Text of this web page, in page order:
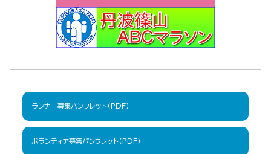
ランナー募集パンフレット（PDF）
ボランティア募集パンフレット（PDF）